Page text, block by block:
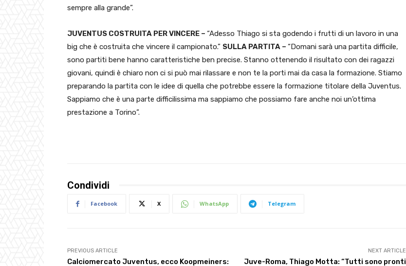
sempre alla grande”.
JUVENTUS COSTRUITA PER VINCERE – “Adesso Thiago si sta godendo i frutti di un lavoro in una
big che è costruita che vincere il campionato.” SULLA PARTITA – “Domani sarà una partita difficile,
sono partiti bene hanno caratteristiche ben precise. Stanno ottenendo il risultato con dei ragazzi
giovani, quindi è chiaro non ci si può mai rilassare e non te la porti mai da casa la formazione. Stiamo
preparando la partita con le idee di quella che potrebbe essere la formazione titolare della Juventus.
Sappiamo che è una parte difficilissima ma sappiamo che possiamo fare anche noi un’ottima
prestazione a Torino”.
Condividi
Facebook X WhatsApp Telegram
PREVIOUS ARTICLE
Calciomercato Juventus, ecco Koopmeiners:
NEXT ARTICLE
Juve-Roma, Thiago Motta: “Tutti sono pronti